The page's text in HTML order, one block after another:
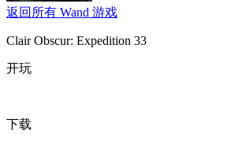
返回所有 Wand 游戏
Clair Obscur: Expedition 33
开玩
下载